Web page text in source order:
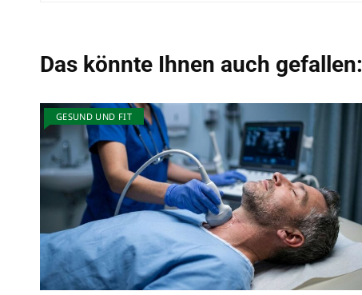
Das könnte Ihnen auch gefallen:
GESUND UND FIT